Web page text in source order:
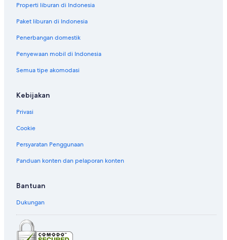
Properti liburan di Indonesia
Paket liburan di Indonesia
Penerbangan domestik
Penyewaan mobil di Indonesia
Semua tipe akomodasi
Kebijakan
Privasi
Cookie
Persyaratan Penggunaan
Panduan konten dan pelaporan konten
Bantuan
Dukungan